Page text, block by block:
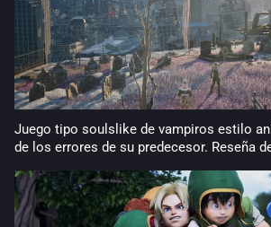
Juego tipo soulslike de vampiros estilo
de los errores de su predecesor. Reseña